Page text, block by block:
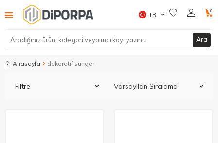
Ara
TR 0 0
Anasayfa dekoratif sünger
Filtre